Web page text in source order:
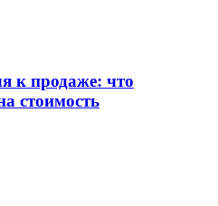
к продаже: что
стоимость